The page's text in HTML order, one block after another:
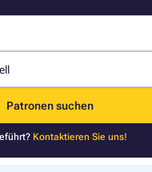
Patronen suchen
Kontaktieren Sie uns!